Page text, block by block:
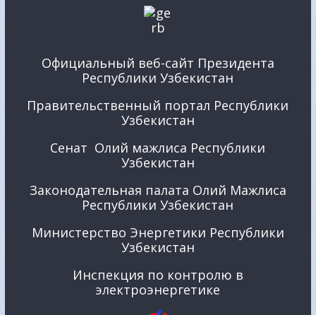
Официальный веб-сайт Президента
Республики Узбекистан
Правительственный портал Республики
Узбекистан
Сенат Олий мажлиса Республики
Узбекистан
Законодательная палата Олий Мажлиса
Республики Узбекистан
Министерство Энергетики Республики
Узбекистан
Инспекция по контролю в
электроэнергетике